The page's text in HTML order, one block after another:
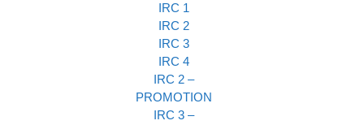
IRC 1
IRC 2
IRC 3
IRC 4
IRC 2 –
PROMOTION
IRC 3 –